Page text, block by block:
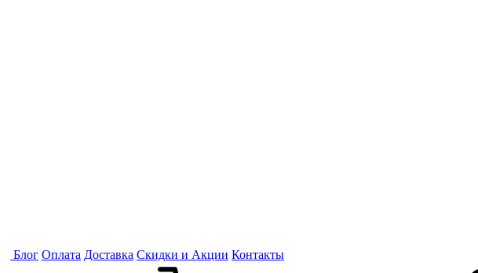
Блог Оплата Доставка Скидки и Акции Контакты